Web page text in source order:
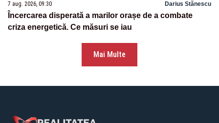
7 aug. 2026, 09:30 Darius Stănescu
Încercarea disperată a marilor orașe de a combate
criza energetică. Ce măsuri se iau
Mai Multe